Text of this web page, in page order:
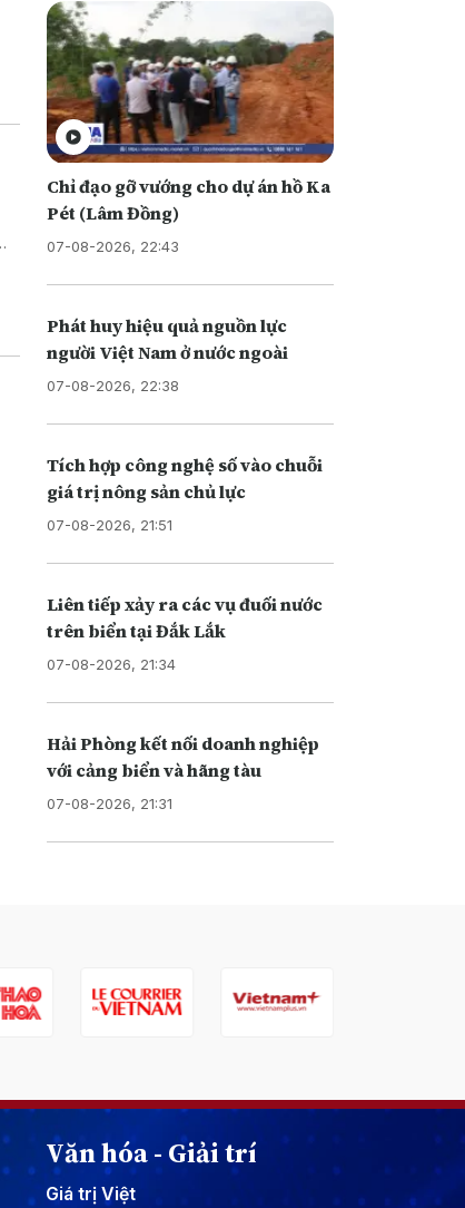
Chỉ đạo gỡ vướng cho dự án hồ Ka
Pét (Lâm Đồng)
07-08-2026, 22:43
Phát huy hiệu quả nguồn lực
người Việt Nam ở nước ngoài
07-08-2026, 22:38
Tích hợp công nghệ số vào chuỗi
giá trị nông sản chủ lực
07-08-2026, 21:51
Liên tiếp xảy ra các vụ đuối nước
trên biển tại Đắk Lắk
07-08-2026, 21:34
Hải Phòng kết nối doanh nghiệp
với cảng biển và hãng tàu
07-08-2026, 21:31
Văn hóa - Giải trí
Giá trị Việt